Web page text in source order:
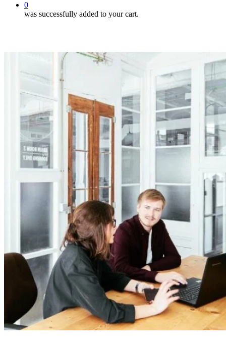
0
was successfully added to your cart.